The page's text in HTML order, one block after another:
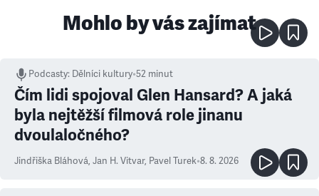
Mohlo by vás zajímat
Podcasty: Dělníci kultury•52 minut
Čím lidi spojoval Glen Hansard? A jaká
byla nejtěžší filmová role jinanu
dvoulaločného?
Jindřiška Bláhová, Jan H. Vitvar, Pavel Turek•8. 8. 2026